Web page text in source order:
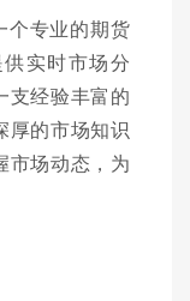
个专业的期货
实时市场分
支经验丰富的
厚的市场知识
市场动态，为